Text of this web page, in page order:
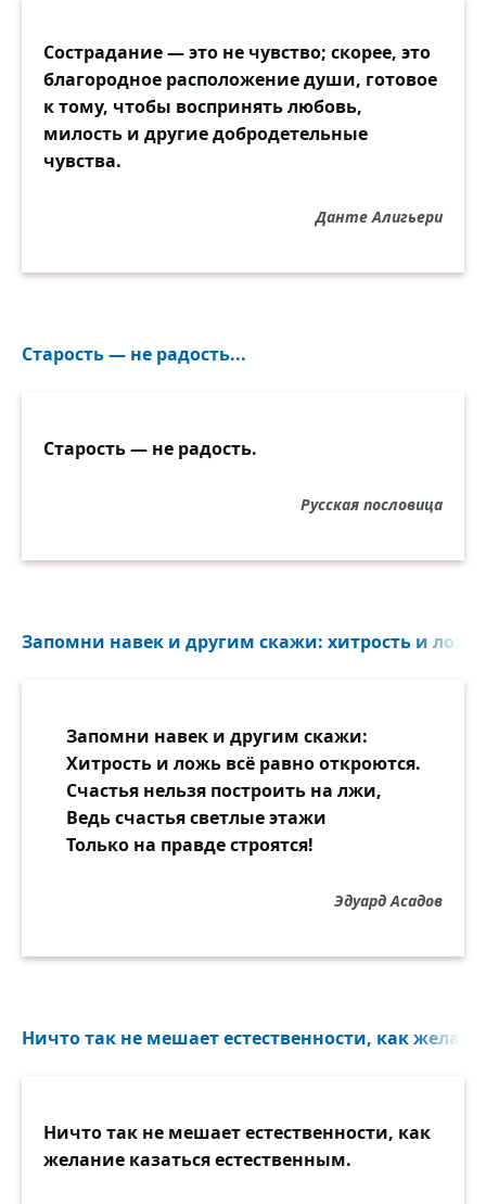
Сострадание — это не чувство; скорее, это
благородное расположение души, готовое
к тому, чтобы воспринять любовь,
милость и другие добродетельные
чувства.
Данте Алигьери
Старость — не радость...
Старость — не радость.
Русская пословица
Запомни навек и другим скажи: хитрость и ложь
Запомни навек и другим скажи:
Хитрость и ложь всё равно откроются.
Счастья нельзя построить на лжи,
Ведь счастья светлые этажи
Только на правде строятся!
Эдуард Асадов
Ничто так не мешает естественности, как
Ничто так не мешает естественности, как
желание казаться естественным.